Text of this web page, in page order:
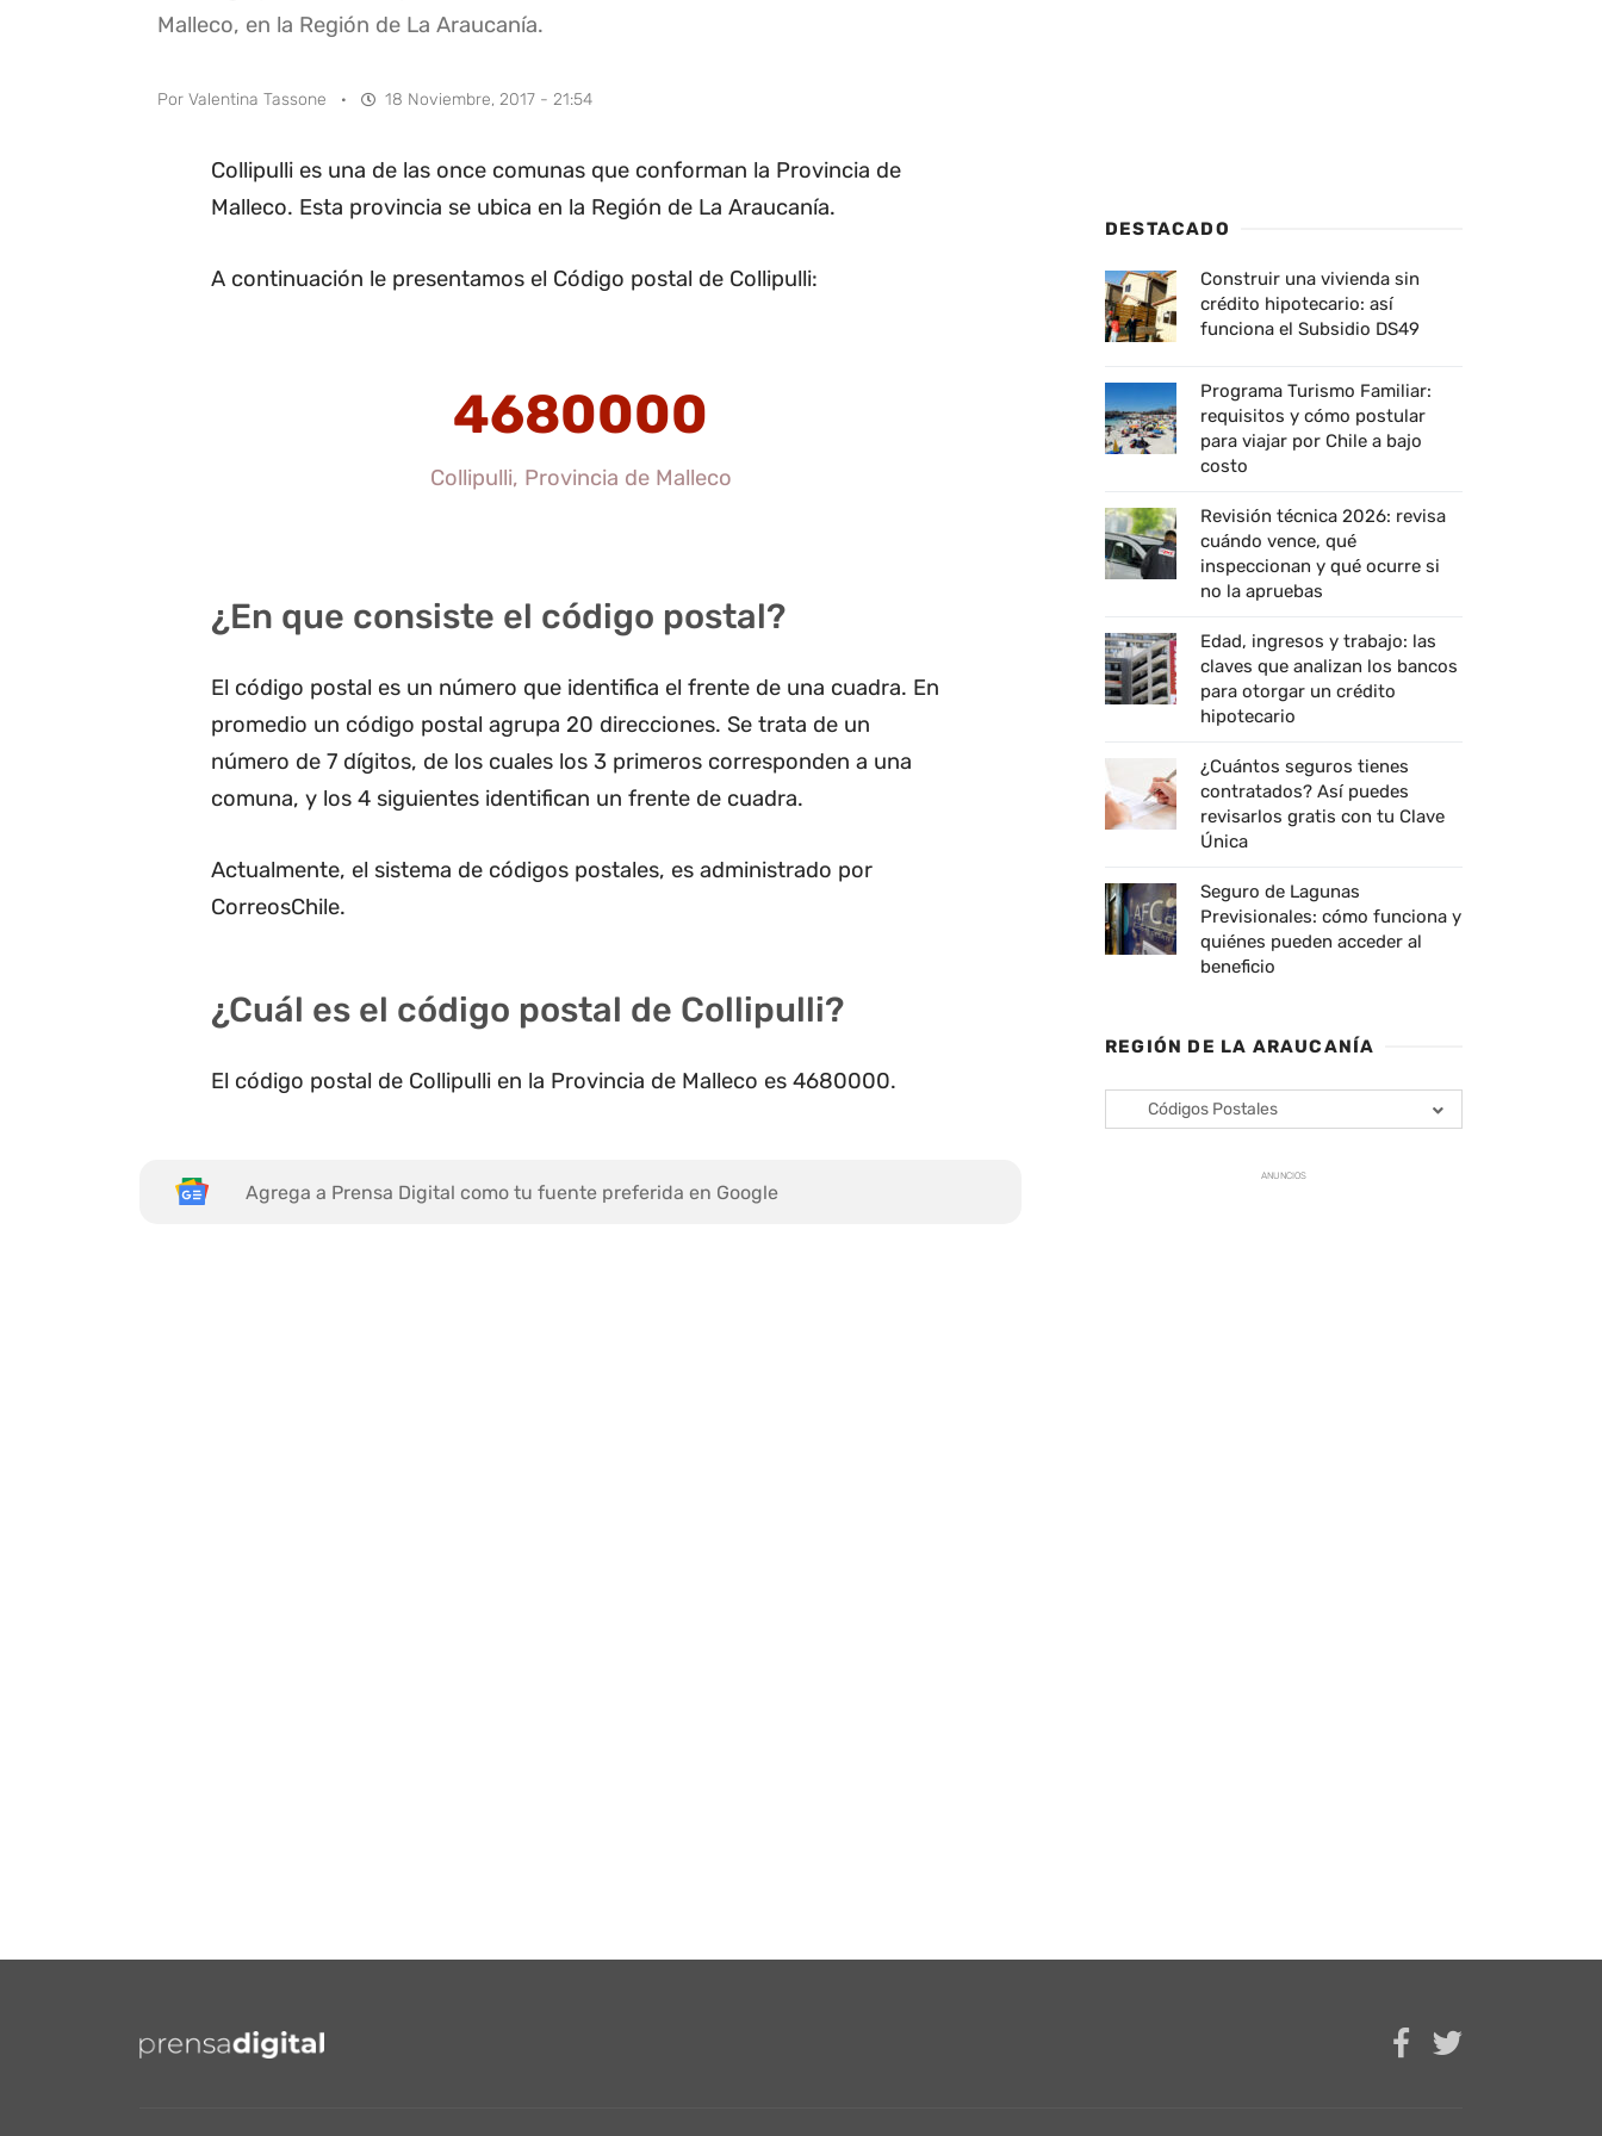
Malleco, en la Región de La Araucanía.
Por Valentina Tassone · 18 Noviembre, 2017 - 21:54
Collipulli es una de las once comunas que conforman la Provincia de
Malleco. Esta provincia se ubica en la Región de La Araucanía.
A continuación le presentamos el Código postal de Collipulli:
4680000
Collipulli, Provincia de Malleco
¿En que consiste el código postal?
El código postal es un número que identifica el frente de una cuadra. En
promedio un código postal agrupa 20 direcciones. Se trata de un
número de 7 dígitos, de los cuales los 3 primeros corresponden a una
comuna, y los 4 siguientes identifican un frente de cuadra.
Actualmente, el sistema de códigos postales, es administrado por
CorreosChile.
¿Cuál es el código postal de Collipulli?
El código postal de Collipulli en la Provincia de Malleco es 4680000.
Agrega a Prensa Digital como tu fuente preferida en Google
DESTACADO
Construir una vivienda sin
crédito hipotecario: así
funciona el Subsidio DS49
Programa Turismo Familiar:
requisitos y cómo postular
para viajar por Chile a bajo
costo
Revisión técnica 2026: revisa
cuándo vence, qué
inspeccionan y qué ocurre si
no la apruebas
Edad, ingresos y trabajo: las
claves que analizan los bancos
para otorgar un crédito
hipotecario
¿Cuántos seguros tienes
contratados? Así puedes
revisarlos gratis con tu Clave
Única
Seguro de Lagunas
Previsionales: cómo funciona y
quiénes pueden acceder al
beneficio
REGIÓN DE LA ARAUCANÍA
Códigos Postales
ANUNCIOS